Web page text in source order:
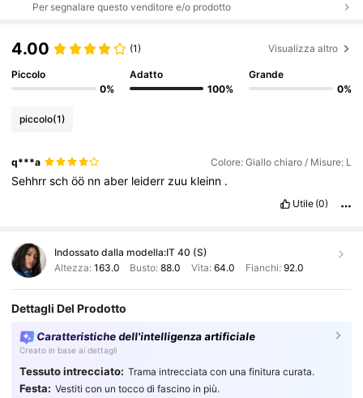
Per segnalare questo venditore e/o prodotto
4.00 (1) Visualizza altro
Piccolo
0%
Adatto
100%
Grande
0%
piccolo(1)
q***a Colore: Giallo chiaro / Misure: L
Sehhrrschöö nnaber leiderr zuu kleinn .
Utile (0)
Indossato dalla modella:IT 40 (S)
Altezza: 163.0 Busto:88.0 Vita: 64.0 Fianchi: 92.0
Dettagli Del Prodotto
Caratteristiche dell'intelligenza artificiale
Creato in base ai dettagli
Tessuto intrecciato: Trama intrecciata con una finitura curata.
Festa: Vestiti con un tocco di fascino in più.